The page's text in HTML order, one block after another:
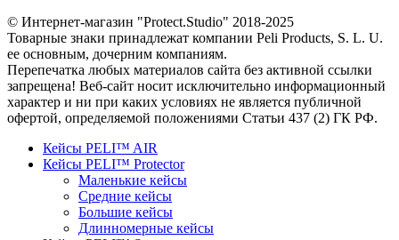
© Интернет-магазин "Protect.Studio" 2018-2025
Товарные знаки принадлежат компании Peli Products, S. L. U.
ее основным, дочерним компаниям.
Перепечатка любых материалов сайта без активной ссылки
запрещена! Веб-сайт носит исключительно информационный
характер и ни при каких условиях не является публичной
офертой, определяемой положениями Статьи 437 (2) ГК РФ.
Кейсы PELI™ AIR
Кейсы PELI™ Protector
Маленькие кейсы
Средние кейсы
Большие кейсы
Длинномерные кейсы